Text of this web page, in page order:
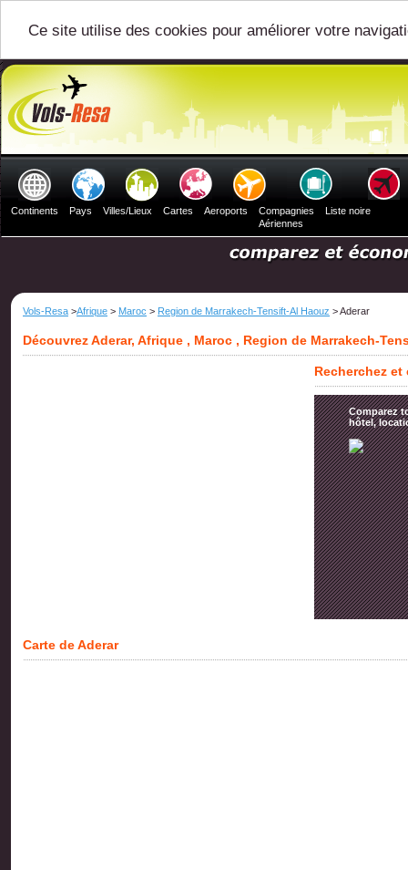
Ce site utilise des cookies pour améliorer votre
Continents Pays Villes/Lieux Cartes Aeroports
Compagnies
Aériennes
Liste noire
Vols-Resa >Afrique > Maroc > Region de Marrakech-Tensift-Al Haouz > Aderar
Découvrez Aderar, Afrique , Maroc , Region de Marrakech-
Recherchez
Comparez
hôtel,
Carte de Aderar